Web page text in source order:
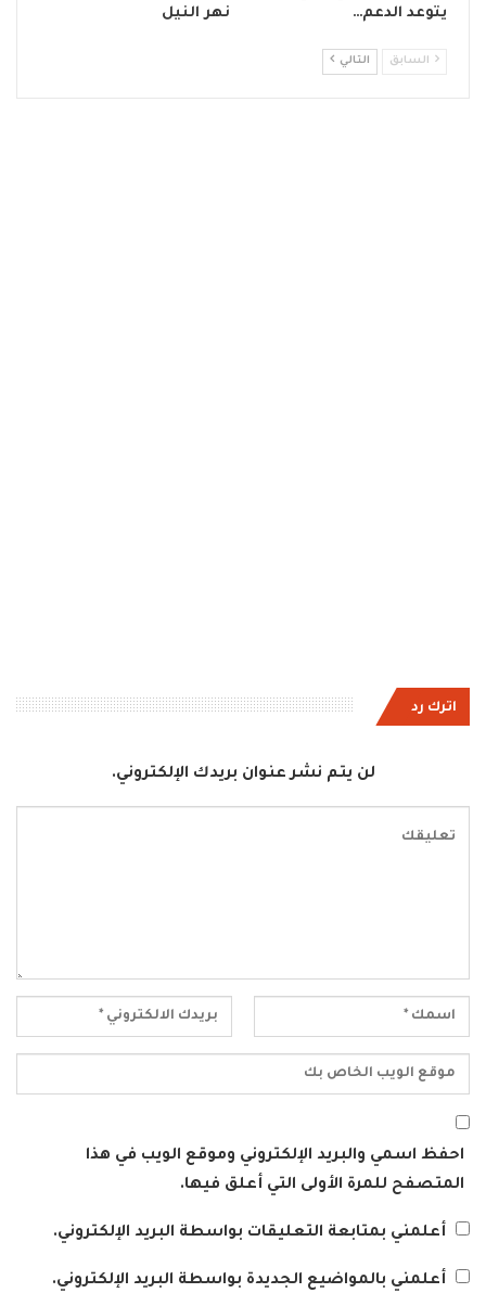
يتوعد الدعم…
نهر النيل
السابق التالي
اترك رد
لن يتم نشر عنوان بريدك الإلكتروني.
احفظ اسمي والبريد الإلكتروني وموقع الويب في هذا
المتصفح للمرة الأولى التي أعلق فيها.
أعلمني بمتابعة التعليقات بواسطة البريد الإلكتروني.
أعلمني بالمواضيع الجديدة بواسطة البريد الإلكتروني.